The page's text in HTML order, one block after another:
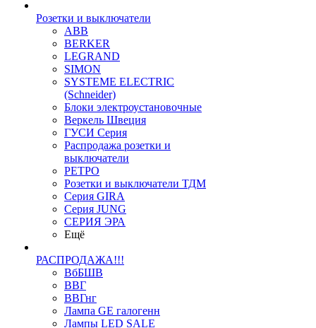
Розетки и выключатели
ABB
BERKER
LEGRAND
SIMON
SYSTEME ELECTRIC
(Schneider)
Блоки электроустановочные
Веркель Швеция
ГУСИ Серия
Распродажа розетки и
выключатели
РЕТРО
Розетки и выключатели ТДМ
Серия GIRA
Серия JUNG
СЕРИЯ ЭРА
Ещё
РАСПРОДАЖА!!!
ВбБШВ
ВВГ
ВВГнг
Лампа GE галогенн
Лампы LED SALE